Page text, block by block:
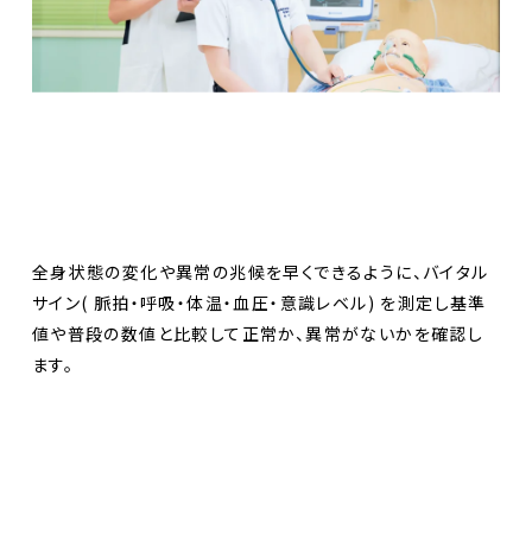
全身状態の変化や異常の兆候を早くできるように、バイタル
サイン( 脈拍・呼吸・体温・血圧・意識レベル) を測定し基準
値や普段の数値と比較して正常か、異常がないかを確認し
ます。